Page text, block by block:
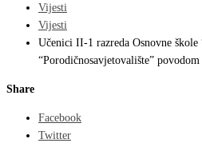
Vijesti
Vijesti
Učenici II-1 razreda Osnovne škole
“Porodičnosavjetovalište”
Share
Facebook
Twitter